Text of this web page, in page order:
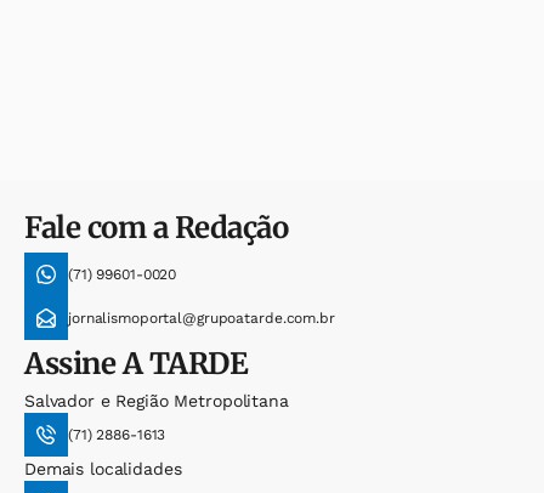
Fale com a Redação
(71) 99601-0020
jornalismoportal@grupoatarde.com.br
AssineA TARDE
Salvador e Região Metropolitana
(71) 2886-1613
Demais localidades